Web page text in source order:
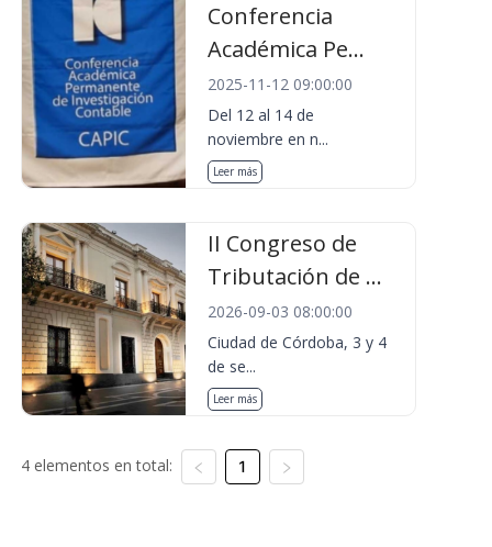
Conferencia
Académica Pe...
2025-11-12 09:00:00
Del 12 al 14 de
noviembre en n...
Leer más
II Congreso de
Tributación de ...
2026-09-03 08:00:00
Ciudad de Córdoba, 3 y 4
de se...
Leer más
4 elementos en total: 1